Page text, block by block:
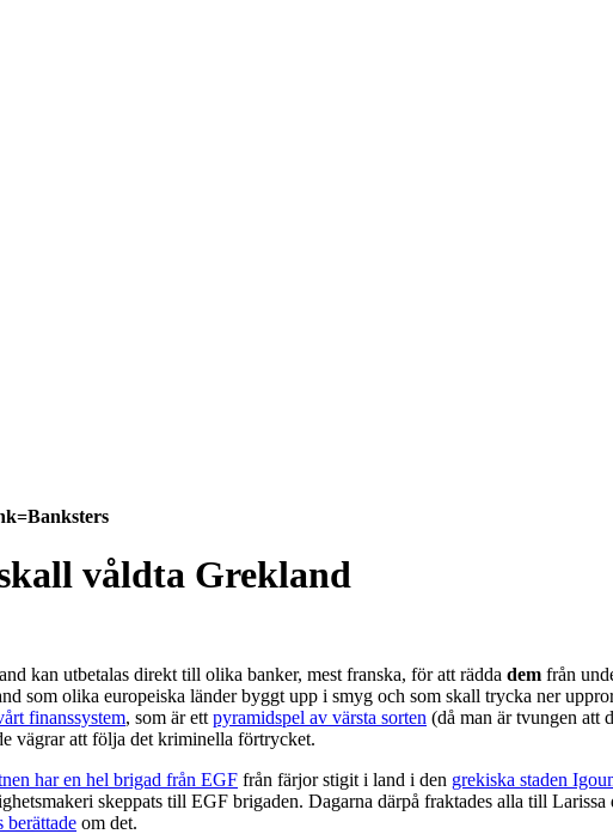
våldta Grekland
kan utbetalas direkt till olika banker, mest franska, för att rädda dem från
som olika europeiska länder byggt upp i smyg och som skall trycka ner
finanssystem, som är ett pyramidspel av värsta sorten (då man är tvungen att
vägrar att följa det kriminella förtrycket.
har en hel brigad från EGF från färjor stigit i land i den grekiska staden
skeppats till EGF brigaden. Dagarna därpå fraktades alla till Larissa
berättade om det.